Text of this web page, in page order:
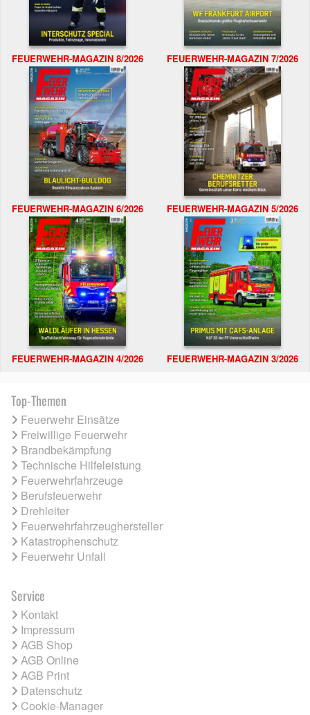
FEUERWEHR-MAGAZIN 8/2026 FEUERWEHR-MAGAZIN 7/2026
FEUERWEHR-MAGAZIN 6/2026 FEUERWEHR-MAGAZIN 5/2026
FEUERWEHR-MAGAZIN 4/2026 FEUERWEHR-MAGAZIN 3/2026
Top-Themen
Feuerwehr Einsätze
Freiwillige Feuerwehr
Brandbekämpfung
Technische Hilfeleistung
Feuerwehrfahrzeuge
Berufsfeuerwehr
Drehleiter
Feuerwehrfahrzeughersteller
Katastrophenschutz
Feuerwehr Unfall
Service
Kontakt
Impressum
AGB Shop
AGB Online
AGB Print
Datenschutz
Cookie-Manager